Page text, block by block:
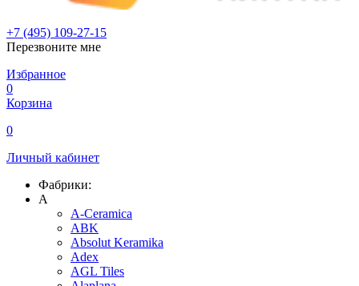
+7 (495) 109-27-15
Перезвоните мне
Избранное
0
Корзина
0
Личный кабинет
Фабрики:
A
A-Ceramica
ABK
Absolut Keramika
Adex
AGL Tiles